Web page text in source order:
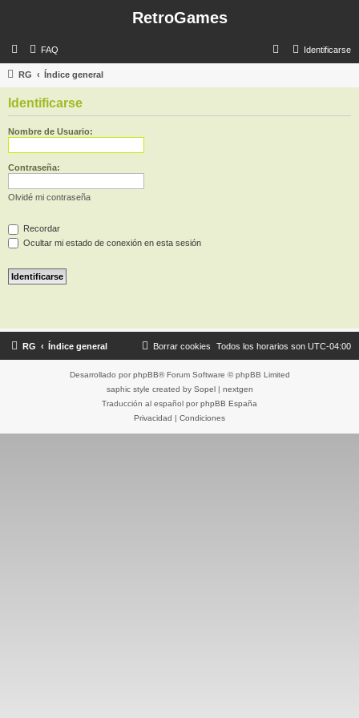
RetroGames
FAQ Identificarse
s
RG Índice general
Identificarse
Nombre de Usuario:
Contraseña:
Olvidé mi contraseña
Recordar
Ocultar mi estado de conexión en esta sesión
RG Índice general Todos los horarios son UTC-04:00
Borrar cookies
Desarrollado por phpBB® Forum Software © phpBB Limited
saphic style created by Sopel| nextgen
Traducción al español por phpBB España
Privacidad | Condiciones